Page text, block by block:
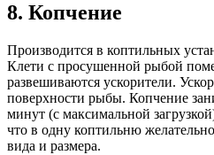
8. Копчение
Производится в коптильных
Клети с просушенной рыбой
развешиваются ускорители.
поверхности рыбы. Копчение
минут (с максимальной
что в одну коптильню
вида и размера.